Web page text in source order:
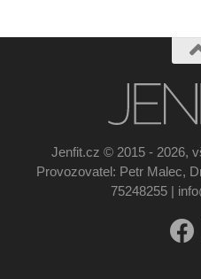
Jenfit.cz © 2015 - 2026,
Provozovatel: Petr Malec,
75248255 |